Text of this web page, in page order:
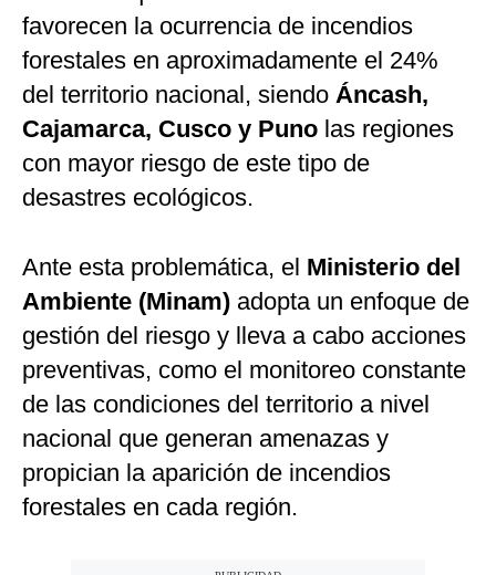
favorecen la ocurrencia de incendios
forestales en aproximadamente el 24%
del territorio nacional, siendo Áncash,
Cajamarca, Cusco y Puno las regiones
con mayor riesgo de este tipo de
desastres ecológicos.
Ante esta problemática, el Ministerio del
Ambiente (Minam) adopta un enfoque de
gestión del riesgo y lleva a cabo acciones
preventivas, como el monitoreo constante
de las condiciones del territorio a nivel
nacional que generan amenazas y
propician la aparición de incendios
forestales en cada región.